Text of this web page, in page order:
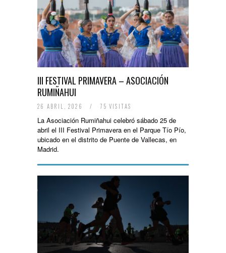
III FESTIVAL PRIMAVERA – ASOCIACIÓN
RUMIÑAHUI
26 ABRIL, 2026 / 75 VISITAS
La Asociación Rumiñahui celebró sábado 25 de
abril el III Festival Primavera en el Parque Tío Pío,
ubicado en el distrito de Puente de Vallecas, en
Madrid.